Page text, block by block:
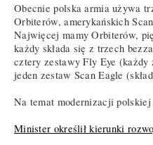
Obecnie polska armia używa
Orbiterów, amerykańskich
Najwięcej mamy Orbiterów,
każdy składa się z trzech
cztery zestawy Fly Eye
jeden zestaw Scan Eagle
Na temat modernizacji
Minister określił kierunki